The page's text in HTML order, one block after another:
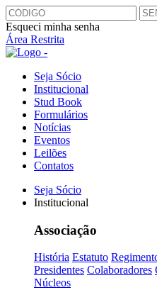
Esqueci minha senha
Área Restrita
Seja Sócio
Institucional
Stud Book
Formulários
Notícias
Eventos
Leilões
Contatos
Seja Sócio
Institucional
Associação
História Estatuto
Presidentes Colaboradores
Núcleos